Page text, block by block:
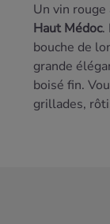
Un vin
Haut Médoc.
bouche de
grande
boisé fin.
grillades,